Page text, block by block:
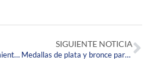
¡Así se desarrolló el lanzamiento del proyecto City Move!
SIGUIENTE NOTICIA
Medallas de plata y bronce para la Selección de Karate-Do Corpista en el Torneo Distrital de Karate